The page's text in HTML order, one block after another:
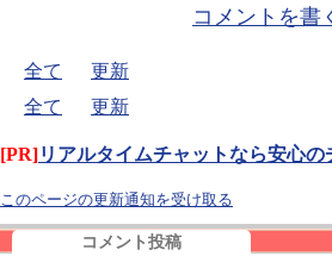
コメントを書
全て 更新
全て
更新
[PR]リアルタイムチャットなら安心の
このページの更新通知を受け取る
コメント投稿